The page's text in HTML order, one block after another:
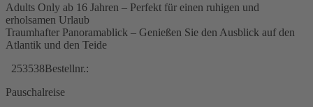
Adults Only ab 16 Jahren – Perfekt für einen ruhigen und
erholsamen Urlaub
Traumhafter Panoramablick – Genießen Sie den Ausblick auf den
Atlantik und den Teide
253538Bestellnr.:
Pauschalreise